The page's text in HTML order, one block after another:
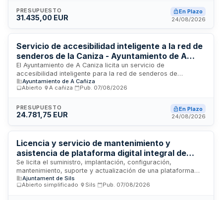
conocimiento y garantía de continuidad operativa de las
herramientas de administración electrónica municipal. El
cumplimiento con normativas de seguridad y protección de
datos.
PRESUPUESTO
31.435,00 EUR
En Plazo
24/08/2026
Servicio de accesibilidad inteligente a la red de
senderos de la Caniza - Ayuntamiento de A
Caniza
El Ayuntamiento de A Caniza licita un servicio de
accesibilidad inteligente para la red de senderos de
Recunchos. El contrato comprende la elaboración de
audioguías optimizadas y vídeos con subtítulos, así como la
acceso a estos contenidos mediante dispositivo móvil. El
objetivo es mejorar la autonomía de personas con
colectivos con dificultades de acceso a la información
convencional.
Ayuntamiento de A Cañiza
Abierto
A cañiza Pub. 07/08/2026
PRESUPUESTO
24.781,75 EUR
En Plazo
24/08/2026
Licencia y servicio de mantenimiento y
asistencia de plataforma digital integral de
gestión de incidencias municipales y reservas
de espacios - Ayuntamiento
Se licita el suministro, implantación, configuración,
mantenimiento, suporte y actualización de una plataforma
digital integral destinada a la comunicación y gestión de
incidencias relacionadas con equipamiento urbano y
Ajuntament de Sils
Abierto simplificado
Sils Pub. 07/08/2026